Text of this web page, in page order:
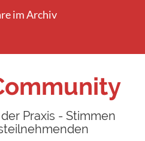
im Archiv
Praxis - Stimmen